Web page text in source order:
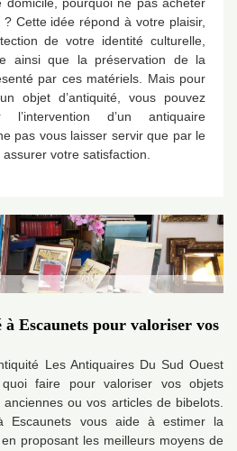
? Cette idée répond à votre plaisir,
de votre identité culturelle,
ainsi que la préservation de la
par ces matériels. Mais pour
objet d’antiquité, vous pouvez
l’intervention d’un antiquaire
pas vous laisser servir que par le
votre satisfaction.
Escaunets pour valoriser vos
Les Antiquaires Du Sud Ouest
faire pour valoriser vos objets
ou vos articles de bibelots.
à Escaunets vous aide à estimer la
proposant les meilleurs moyens de